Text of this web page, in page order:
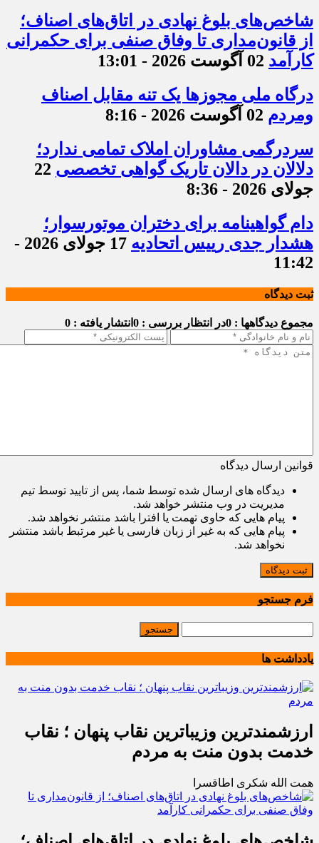
شاخص‌های بلوغ نهادی در اتاق‌های اصناف؛
از قانون‌مداری تا وفاق صنفی برای حکمرانی
کارآمد 02 آگوست 2026 - 13:01
درگاه ملی مجوزها یک تنه مقابل اصناف
ومردم 02 آگوست 2026 - 8:16
سردرگمی مشاوران املاک تمامی ندارد؛
دلالان در دالان تاریک گواهی تخصصی 22
جولای 2026 - 8:36
دام گواهینامه برای دختران موتورسوار؛
هشدار جدی رییس اتحادیه
17 جولای 2026 -
11:42
ثبت دیدگاه
مجموع دیدگاهها : 0 در انتظار بررسی : 0 انتشار یافته : 0
قوانین ارسال دیدگاه
دیدگاه های ارسال شده توسط شما، پس از تایید توسط تیم
مدیریت در وب منتشر خواهد شد.
پیام هایی که حاوی تهمت یا افترا باشد منتشر نخواهد شد.
پیام هایی که به غیر از زبان فارسی یا غیر مرتبط باشد منتشر
نخواهد شد.
ثبت دیدگاه
فرم جستجو
یادداشت ها
ارزشمندترین وزیباترین نقاب پنهان ؛ نقاب
خدمت بدون منت به مردم
همت الله شکری اطاقسرا